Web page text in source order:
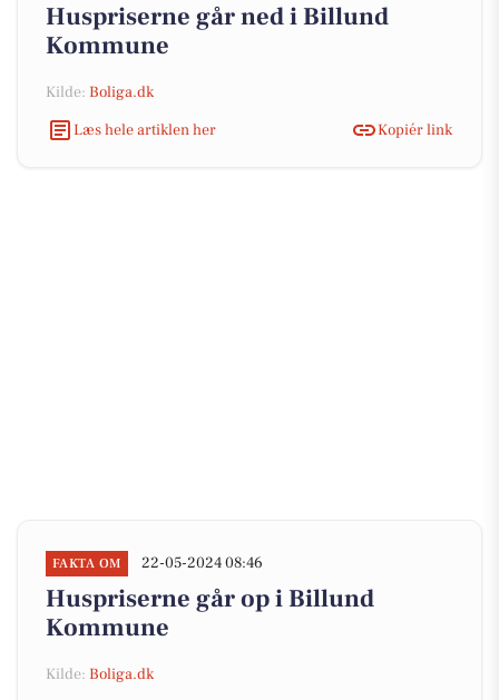
Huspriserne går ned i Billund
Kommune
Kilde: Boliga.dk
Læs hele artiklen her
Kopiér link
FAKTA OM 22-05-2024 08:46
Huspriserne går op i Billund
Kommune
Kilde: Boliga.dk